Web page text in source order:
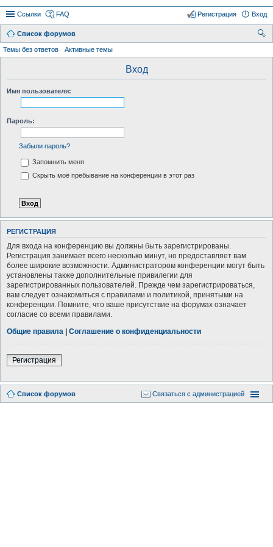
Ссылки FAQ Вход
Регистрация
Список форумов
Темы без ответов Активные темы
Вход
Имя пользователя:
Пароль:
Забыли пароль?
Запомнить меня
Скрыть моё пребывание на конференции в этот раз
РЕГИСТРАЦИЯ
Для входа на конференцию вы должны быть зарегистрированы.
Регистрация занимает всего несколько минут, но предоставляет вам
более широкие возможности. Администратором конференции могут быть
установлены также дополнительные привилегии для
зарегистрированных пользователей. Прежде чем зарегистрироваться,
вам следует ознакомиться с правилами и политикой, принятыми на
конференции. Помните, что ваше присутствие на форумах означает
согласие со всеми правилами.
Общие правила | Соглашение о конфиденциальности
Регистрация
Список форумов Связаться с администрацией